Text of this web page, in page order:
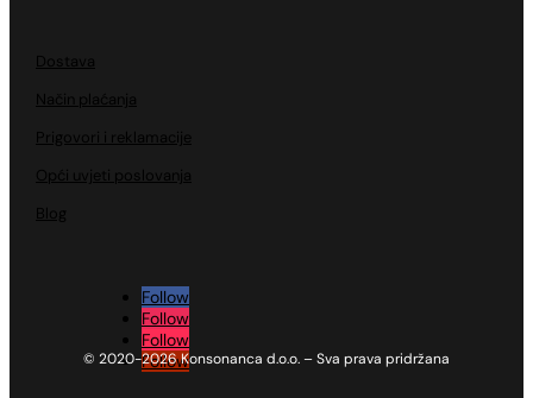
Dostava
Način plaćanja
Prigovori i reklamacije
Opći uvjeti poslovanja
Blog
Follow
Follow
Follow
Follow
© 2020-2026 Konsonanca d.o.o. – Sva prava pridržana